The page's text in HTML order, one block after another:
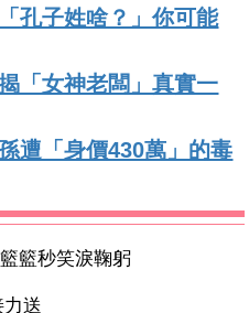
孔子姓啥？」你可能
「女神老闆」真實一
遭「身價430萬」的毒
籃秒笑淚鞠躬
送